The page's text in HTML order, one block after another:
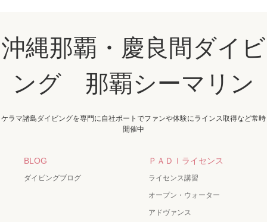
沖縄那覇・慶良間ダイビ
ング 那覇シーマリン
ケラマ諸島ダイビングを専門に自社ボートでファンや体験にラインス取得など常時
開催中
BLOG
ダイビングブログ
ＰＡＤＩライセンス
ライセンス講習
オープン・ウォーター
アドヴァンス